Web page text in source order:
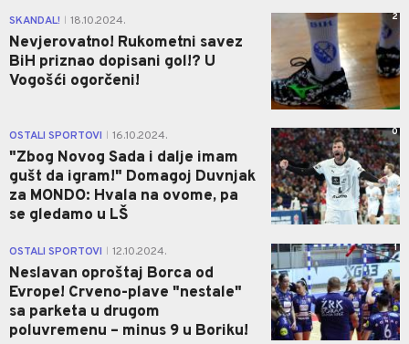
SKANDAL! 18.10.2024.
Nevjerovatno! Rukometni savez
BiH priznao dopisani gol!? U
Vogošći ogorčeni!
2
OSTALI SPORTOVI 16.10.2024.
"Zbog Novog Sada i dalje imam
gušt da igram!" Domagoj Duvnjak
za MONDO: Hvala na ovome, pa
se gledamo u LŠ
0
OSTALI SPORTOVI 12.10.2024.
Neslavan oproštaj Borca od
Evrope! Crveno-plave "nestale"
sa parketa u drugom
poluvremenu – minus 9 u Boriku!
1